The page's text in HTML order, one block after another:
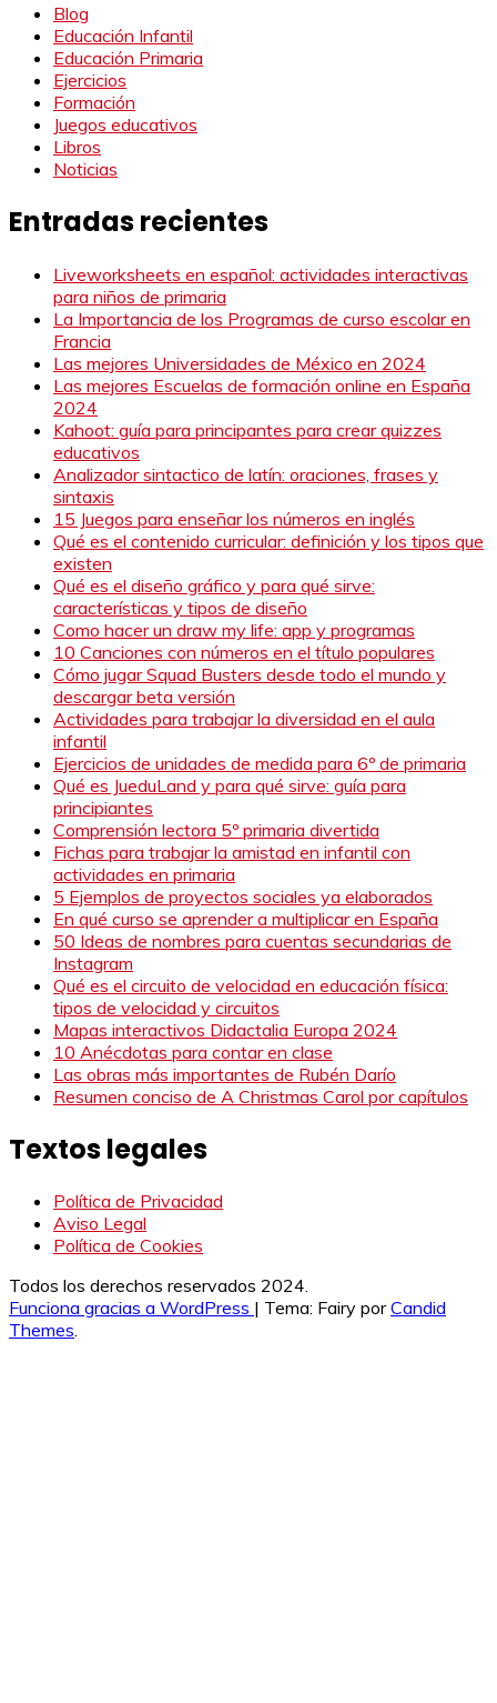
Blog
Educación Infantil
Educación Primaria
Ejercicios
Formación
Juegos educativos
Libros
Noticias
Entradas recientes
Liveworksheets en español: actividades interactivas
para niños de primaria
La Importancia de los Programas de curso escolar en
Francia
Las mejores Universidades de México en 2024
Las mejores Escuelas de formación online en España
2024
Kahoot: guía para principantes para crear quizzes
educativos
Analizador sintactico de latín: oraciones, frases y
sintaxis
15 Juegos para enseñar los números en inglés
Qué es el contenido curricular: definición y los tipos que
existen
Qué es el diseño gráfico y para qué sirve:
características y tipos de diseño
Como hacer un draw my life: app y programas
10 Canciones con números en el título populares
Cómo jugar Squad Busters desde todo el mundo y
descargar beta versión
Actividades para trabajar la diversidad en el aula
infantil
Ejercicios de unidades de medida para 6º de primaria
Qué es JueduLand y para qué sirve: guía para
principiantes
Comprensión lectora 5º primaria divertida
Fichas para trabajar la amistad en infantil con
actividades en primaria
5 Ejemplos de proyectos sociales ya elaborados
En qué curso se aprender a multiplicar en España
50 Ideas de nombres para cuentas secundarias de
Instagram
Qué es el circuito de velocidad en educación física:
tipos de velocidad y circuitos
Mapas interactivos Didactalia Europa 2024
10 Anécdotas para contar en clase
Las obras más importantes de Rubén Darío
Resumen conciso de A Christmas Carol por capítulos
Textos legales
Política de Privacidad
Aviso Legal
Política de Cookies
Todos los derechos reservados 2024.
Funciona gracias a WordPress | Tema: Fairy porCandid
Themes.